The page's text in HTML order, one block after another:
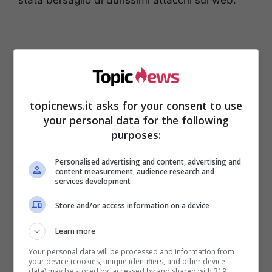
Non sono mancati infatti
negativi riguardo la sua scelta di ricorrere alla
affida alle mani di professionisti del settore per
ottenere un aspetto fisico più conforme ai propri
desideri, viene criticato duramente e
topicnews.it asks for your consent to use
your personal data for the following
purposes:
Personalised advertising and content, advertising and
content measurement, audience research and
services development
Store and/or access information on a device
Learn more
Your personal data will be processed and information from
your device (cookies, unique identifiers, and other device